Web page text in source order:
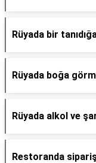
Rüyada bir
Rüyada boğa
Rüyada alkol ve
Restoranda